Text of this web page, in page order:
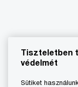
Tiszteletben
védelmét
Sütiket